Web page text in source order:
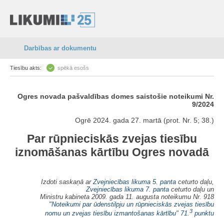
Darbības ar dokumentu
Tiesību akts: spēkā esošs
Ogres novada pašvaldības domes saistošie noteikumi Nr.
9/2024
Ogrē 2024. gada 27. martā (prot. Nr. 5; 38.)
Par rūpnieciskās zvejas tiesību
iznomāšanas kārtību Ogres novadā
Izdoti saskaņā ar Zvejniecības likuma 5. panta ceturto daļu,
Zvejniecības likuma 7. panta ceturto daļu un
Ministru kabineta 2009. gada 11. augusta noteikumu Nr. 918
"Noteikumi par ūdenstilpju un rūpnieciskās zvejas tiesību
nomu un zvejas tiesību izmantošanas kārtību" 71.3 punktu